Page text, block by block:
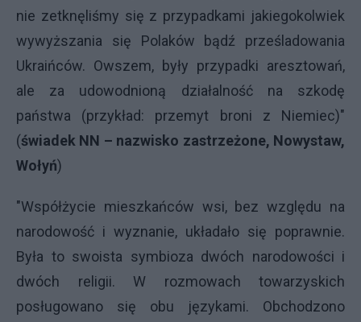
nie zetknęliśmy się z przypadkami jakiegokolwiek
wywyższania się Polaków bądź prześladowania
Ukraińców. Owszem, były przypadki aresztowań,
ale za udowodnioną działalność na szkodę
państwa (przykład: przemyt broni z Niemiec)"
(świadek NN – nazwisko zastrzeżone, Nowystaw,
Wołyń)
"Współżycie mieszkańców wsi, bez względu na
narodowość i wyznanie, układało się poprawnie.
Była to swoista symbioza dwóch narodowości i
dwóch religii. W rozmowach towarzyskich
posługowano się obu językami. Obchodzono